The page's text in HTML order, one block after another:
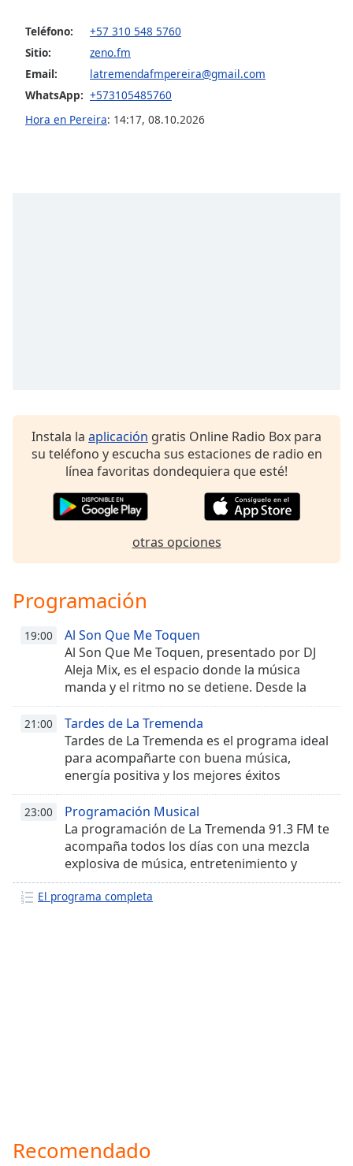
Teléfono:
+57 310 548 5760
Sitio:
zeno.fm
Email:
latremendafmpereira@gmail.com
WhatsApp: +573105485760
Hora en Pereira: 14:17, 08.10.2026
Instala la aplicación gratis Online Radio Box para
su teléfono y escucha sus estaciones de radio en
línea favoritas dondequiera que esté!
otras opciones
Programación
19:00
Al Son Que Me Toquen
Al Son Que Me Toquen, presentado por DJ
Aleja Mix, es el espacio donde la música
manda y el ritmo no se detiene. Desde la
emisora aliada R Buena Online, disfruta una
mezcla explosiva de géneros, buena energía
21:00
Tardes de La Tremenda
Tardes de La Tremenda es el programa ideal
para acompañarte con buena música,
energía positiva y los mejores éxitos
mientras avanzas tu día.
23:00
Programación Musical
La programación de La Tremenda 91.3 FM te
acompaña todos los días con una mezcla
explosiva de música, entretenimiento y
buena vibra. Programas en vivo, DJs
invitados y los mejores ritmos para alegrar
El programa completa
Recomendado